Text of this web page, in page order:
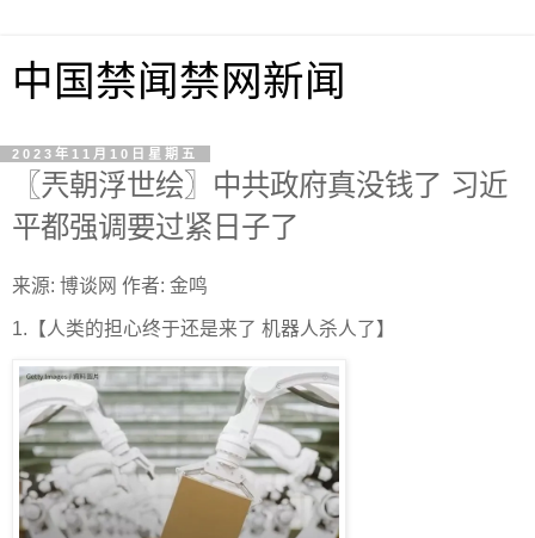
中国禁闻禁网新闻
2023年11月10日星期五
〖兲朝浮世绘〗中共政府真没钱了 习近
平都强调要过紧日子了
来源: 博谈网 作者: 金鸣
1.【人类的担心终于还是来了 机器人杀人了】